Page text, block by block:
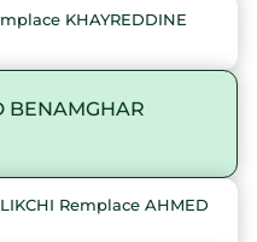
KHAYREDDINE
BENAMGHAR
Remplace AHMED